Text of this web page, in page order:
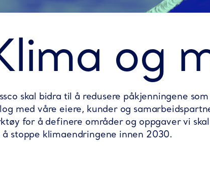
og
skal bidra til å redusere påkjenningene
med våre eiere, kunder og
for å definere områder og oppgaver vi
å stoppe klimaendringene innen 2030.